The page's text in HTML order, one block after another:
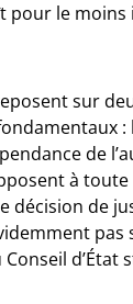
pour le
sur
:
de
à
décision de
pas
d’État